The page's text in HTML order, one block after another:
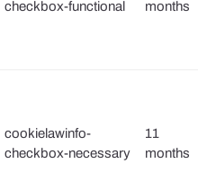
checkbox-functional
months
cookielawinfo-
checkbox-necessary
11
months